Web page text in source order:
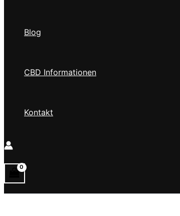
Blog
CBD Informationen
Kontakt